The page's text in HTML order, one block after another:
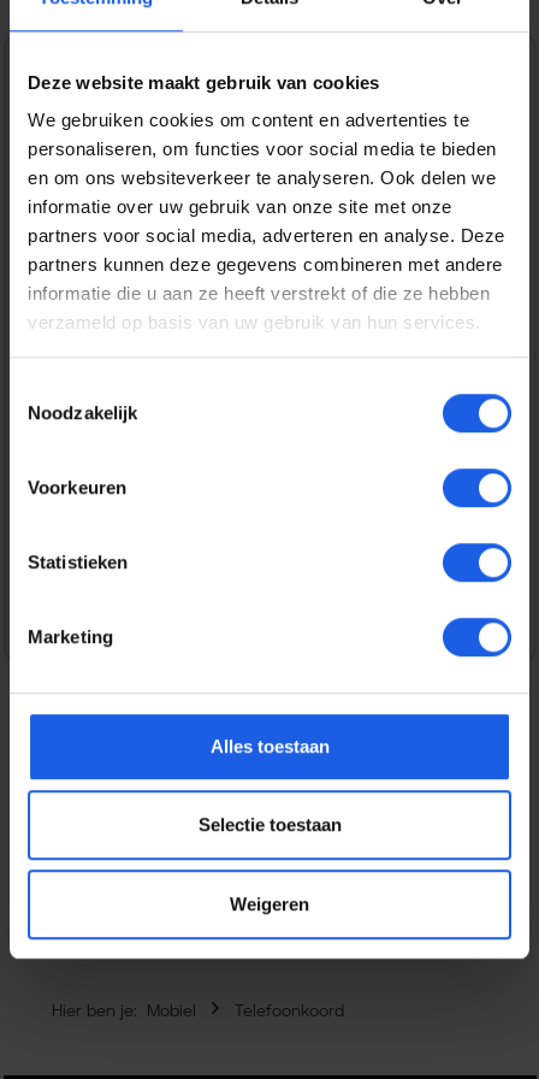
Deze website maakt gebruik van cookies
We gebruiken cookies om content en advertenties te
personaliseren, om functies voor social media te bieden
en om ons websiteverkeer te analyseren. Ook delen we
informatie over uw gebruik van onze site met onze
partners voor social media, adverteren en analyse. Deze
partners kunnen deze gegevens combineren met andere
informatie die u aan ze heeft verstrekt of die ze hebben
verzameld op basis van uw gebruik van hun services.
Noodzakelijk
Voorkeuren
Statistieken
Marketing
Alles toestaan
Selectie toestaan
Weigeren
1-2-3 deal
Normale prijs:
€ 34,99
Prijzen incl. BTW en excl. verzendkosten
Bestel nu
IDCW-522 7340225417256
iDeal of Sweden
Veilig en snel betalen
Houd je smartphone altijd veilig en binnen handbereik
met de iDeal of Sweden Universal Phone Wristlet. Deze
Hier ben je: Mobiel Telefoonkoord